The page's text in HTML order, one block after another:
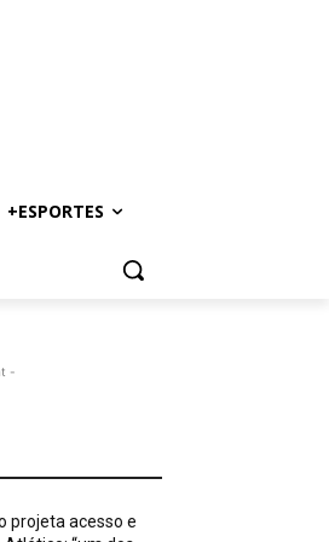
+ESPORTES
-
projeta acesso e